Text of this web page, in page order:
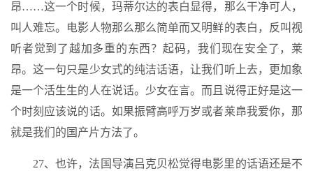
昂……这一个时候，玛蒂尔达的表白显得，那么干净可人，
叫人难忘。电影人物那么那么简单而又明鲜的表白，反叫视
听者觉到了越加多重的东西？起码，我们现在安全了，莱
昂。这一句只是少女式的纯洁话语，让我们听上去，更加象
是一个活生生的人在说话。少女在言。而且说得正好是这一
个时刻应该说的话。如果振臂高呼万岁或者莱皍我爱你，那
就是我们的国产片方法了。
27、也许，法国导演吕克贝松觉得电影里的话语还是不